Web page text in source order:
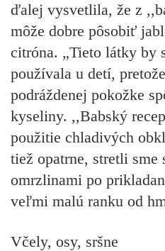
ďalej vysvetlila, že z
môže dobre pôsobiť
citróna. „Tieto látky by
používala u detí,
podráždenej pokožke
kyseliny. ,,Babský
použitie chladivých
tiež opatrne, stretli
omrzlinami po
veľmi malú ranku od
Včely, osy, sršne